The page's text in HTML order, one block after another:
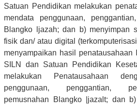
Satuan Pendidikan melakukan
mendata penggunaan,
Blangko ljazah; dan b) menyimpan
fisik dan/ atau digital
menyampaikan hasil penatausahaan
SILN dan Satuan Pendidikan
melakukan Penatausahaan
penggunaan, penggantian,
pemusnahan Blangko |jazalt; dan